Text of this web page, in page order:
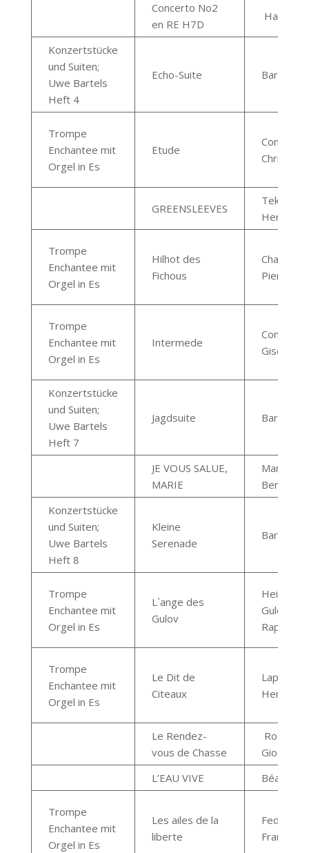
Concerto No2
en RE H7D
Haydn
Konzertstücke
und Suiten;
Uwe Bartels
Heft 4
Echo-Suite Bartels
Trompe
Enchantee mit
Orgel in Es
Etude
Conte
Christian
GREENSLEEVES
Teknia
Hervé
Trompe
Enchantee mit
Orgel in Es
Hilhot des
Fichous
Chaudron
Pierre
Trompe
Enchantee mit
Orgel in Es
Intermede
Conrad
Gisele
Konzertstücke
und Suiten;
Uwe Bartels
Heft 7
Jagdsuite Bartels
JE VOUS SALUE,
MARIE
Bernard
Konzertstücke
und Suiten;
Uwe Bartels
Heft 8
Kleine
Serenade
Bartels
Trompe
Enchantee mit
Orgel in Es
L`ange des
Gulov
Heinrich –
Gulova
Raphael
Trompe
Enchantee mit
Orgel in Es
Le Dit de
Citeaux
Laporte
Henri de
Le Rendez-
vous de Chasse
Rossini
L’EAU VIVE
Béart
Trompe
Enchantee mit
Orgel in Es
Les ailes de la
liberte
Fedry
Francois